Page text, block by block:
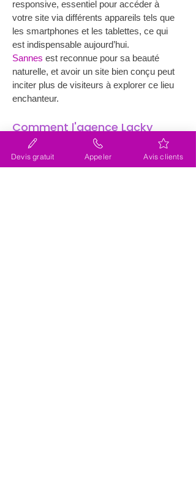
responsive, essentiel pour accéder à
votre site via différents appareils tels que
les smartphones et les tablettes, ce qui
est indispensable aujourd’hui.
Sannes est reconnue pour sa beauté
naturelle, et avoir un site bien conçu peut
inciter plus de visiteurs à explorer ce lieu
enchanteur.
Comment l'agence Lacky
peut-elle transformer votre
vision en un site web
Devis gratuit Appeler Avis clients